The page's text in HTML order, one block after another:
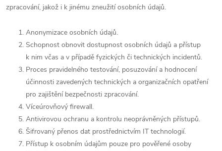
zpracování, jakož i k jinému zneužití osobních údajů.
Anonymizace osobních údajů.
Schopnost obnovit dostupnost osobních údajů a přístup
k nim včas a v případě fyzických či technických incidentů.
Proces pravidelného testování, posuzování a hodnocení
účinnosti zavedených technických a organizačních opatření
pro zajištění bezpečnosti zpracování.
Víceúrovňový firewall.
Antivirovou ochranu a kontrolu neoprávněných přístupů.
Šifrovaný přenos dat prostřednictvím IT technologií.
Přístup k osobním údajům pouze pro pověřené osoby